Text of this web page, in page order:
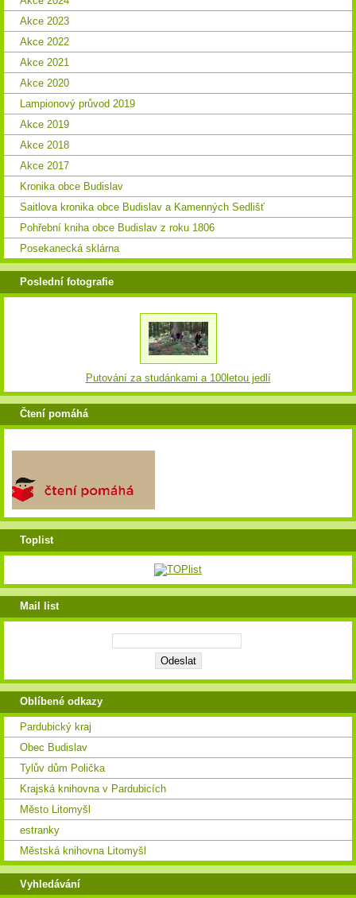
Akce 2023
Akce 2022
Akce 2021
Akce 2020
Lampionový průvod 2019
Akce 2019
Akce 2018
Akce 2017
Kronika obce Budislav
Saitlova kronika obce Budislav a Kamenných Sedlišť
Pohřební kniha obce Budislav z roku 1806
Posekanecká sklárna
Poslední fotografie
Putování za studánkami a 100letou jedlí
Čtení pomáhá
Toplist
Mail list
Oblíbené odkazy
Pardubický kraj
Obec Budislav
Tylův dům Polička
Krajská knihovna v Pardubicích
Město Litomyšl
estranky
Městská knihovna Litomyšl
Vyhledávání